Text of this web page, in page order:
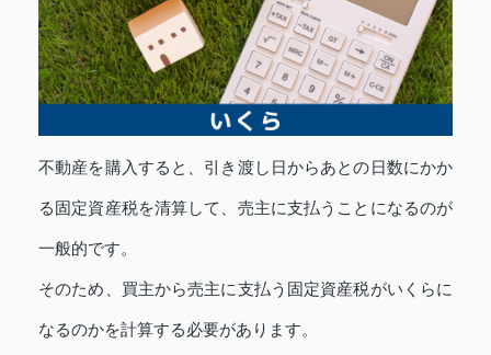
不動産を購入すると、引き渡し日からあとの日数にかか
る固定資産税を清算して、売主に支払うことになるのが
一般的です。
そのため、買主から売主に支払う固定資産税がいくらに
なるのかを計算する必要があります。